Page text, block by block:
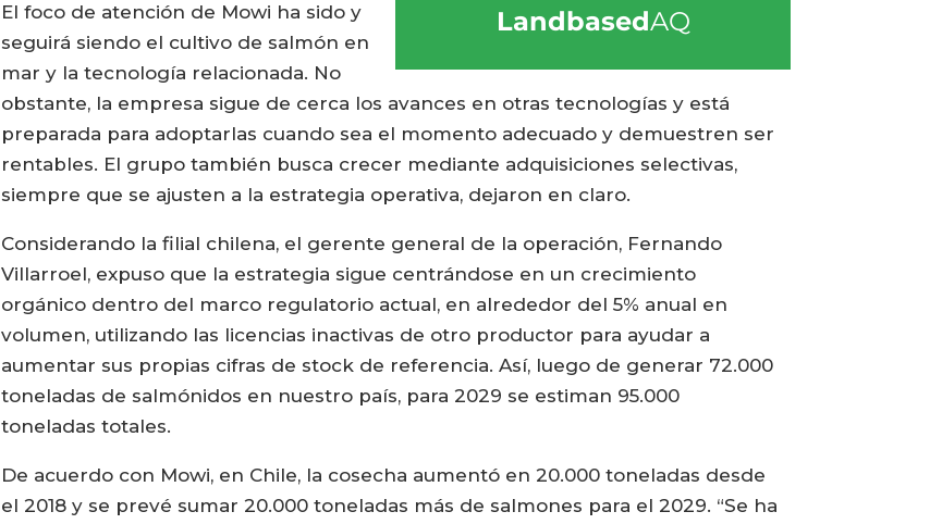
LandbasedAQ
El foco de atención de Mowi ha sido y
seguirá siendo el cultivo de salmón en
mar y la tecnología relacionada. No
obstante, la empresa sigue de cerca los avances en otras tecnologías y está
preparada para adoptarlas cuando sea el momento adecuado y demuestren ser
rentables. El grupo también busca crecer mediante adquisiciones selectivas,
siempre que se ajusten a la estrategia operativa, dejaron en claro.
Considerando la filial chilena, el gerente general de la operación, Fernando
Villarroel, expuso que la estrategia sigue centrándose en un crecimiento
orgánico dentro del marco regulatorio actual, en alrededor del 5% anual en
volumen, utilizando las licencias inactivas de otro productor para ayudar a
aumentar sus propias cifras de stock de referencia. Así, luego de generar 72.000
toneladas de salmónidos en nuestro país, para 2029 se estiman 95.000
toneladas totales.
De acuerdo con Mowi, en Chile, la cosecha aumentó en 20.000 toneladas desde
el 2018 y se prevé sumar 20.000 toneladas más de salmones para el 2029. “Se ha